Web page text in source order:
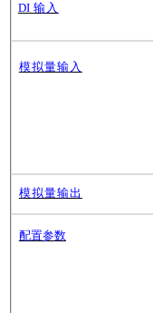
DI 输入
模拟量输入
模拟量输出
配置参数